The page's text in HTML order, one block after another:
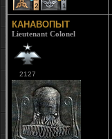
2 1
КАНАВОПЫТ
Lieutenant Colonel
2127